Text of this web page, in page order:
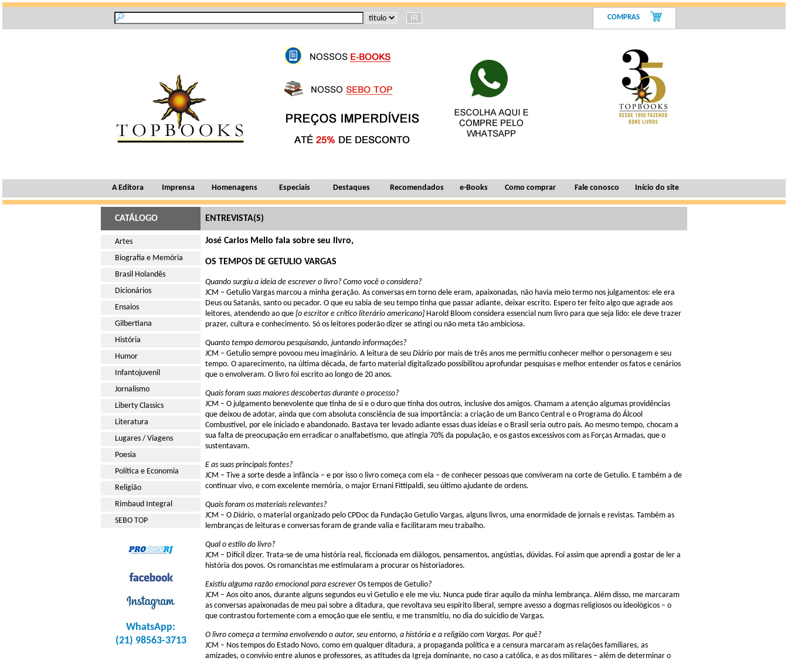
COMPRAS
A Editora Imprensa Homenagens Especiais Destaques Recomendados e-Books Como comprar Fale conosco Início do site
CATÁLOGO ENTREVISTA(S)
Artes
Biografia e Memória
Brasil Holandês
Dicionários
Ensaios
Gilbertiana
História
Humor
Infantojuvenil
Jornalismo
Liberty Classics
Literatura
Lugares / Viagens
Poesia
Política e Economia
Religião
Rimbaud Integral
SEBO TOP
WhatsApp:
(21) 98563-3713
José Carlos Mello fala sobre seu livro,
OS TEMPOS DE GETULIO VARGAS
Quando surgiu a ideia de escrever o livro? Como você o considera?
JCM – Getulio Vargas marcou a minha geração. As conversas em torno dele eram, apaixonadas, não havia meio termo nos julgamentos: ele era
Deus ou Satanás, santo ou pecador. O que eu sabia de seu tempo tinha que passar adiante, deixar escrito. Espero ter feito algo que agrade aos
leitores, atendendo ao que [o escritor e crítico literário americano] Harold Bloom considera essencial num livro para que seja lido: ele deve trazer
prazer, cultura e conhecimento. Só os leitores poderão dizer se atingi ou não meta tão ambiciosa.
Quanto tempo demorou pesquisando, juntando informações?
JCM – Getulio sempre povoou meu imaginário. A leitura de seu Diário por mais de três anos me permitiu conhecer melhor o personagem e seu
tempo. O aparecimento, na última década, de farto material digitalizado possibilitou aprofundar pesquisas e melhor entender os fatos e cenários
que o envolveram. O livro foi escrito ao longo de 20 anos.
Quais foram suas maiores descobertas durante o processo?
JCM – O julgamento benevolente que tinha de si e o duro que tinha dos outros, inclusive dos amigos. Chamam a atenção algumas providências
que deixou de adotar, ainda que com absoluta consciência de sua importância: a criação de um Banco Central e o Programa do Álcool
Combustível, por ele iniciado e abandonado. Bastava ter levado adiante essas duas ideias e o Brasil seria outro país. Ao mesmo tempo, chocam a
sua falta de preocupação em erradicar o analfabetismo, que atingia 70% da população, e os gastos excessivos com as Forças Armadas, que o
sustentavam.
E as suas principais fontes?
JCM – Tive a sorte desde a infância – e por isso o livro começa com ela – de conhecer pessoas que conviveram na corte de Getulio. E também a de
continuar vivo, e com excelente memória, o major Ernani Fittipaldi, seu último ajudante de ordens.
Quais foram os materiais relevantes?
JCM – O Diário, o material organizado pelo CPDoc da Fundação Getulio Vargas, alguns livros, uma enormidade de jornais e revistas. Também as
lembranças de leituras e conversas foram de grande valia e facilitaram meu trabalho.
Qual o estilo do livro?
JCM – Difícil dizer. Trata-se de uma história real, ficcionada em diálogos, pensamentos, angústias, dúvidas. Foi assim que aprendi a gostar de ler a
história dos povos. Os romancistas me estimularam a procurar os historiadores.
Existiu alguma razão emocional para escrever Os tempos de Getulio?
JCM – Aos oito anos, durante alguns segundos eu vi Getulio e ele me viu. Nunca pude tirar aquilo da minha lembrança. Além disso, me marcaram
as conversas apaixonadas de meu pai sobre a ditadura, que revoltava seu espírito liberal, sempre avesso a dogmas religiosos ou ideológicos – o
que contrastou fortemente com a emoção que ele sentiu, e me transmitiu, no dia do suicídio de Vargas.
O livro começa a termina envolvendo o autor, seu entorno, a história e a religião com Vargas. Por quê?
JCM – Nos tempos do Estado Novo, como em qualquer ditadura, a propaganda política e a censura marcaram as relações familiares, as
amizades, o convívio entre alunos e professores, as atitudes da Igreja dominante, no caso a católica, e as dos militares – além de determinar o